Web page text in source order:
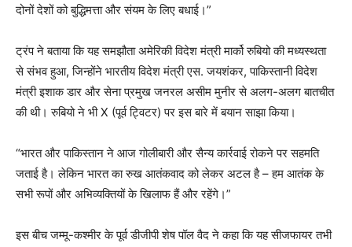
दोनों देशों को बुद्धिमत्ता और संयम के लिए बधाई।”
ट्रंप ने बताया कि यह समझौता अमेरिकी विदेश मंत्री मार्को रुबियो की मध्यस्थता
से संभव हुआ, जिन्होंने भारतीय विदेश मंत्री एस. जयशंकर, पाकिस्तानी विदेश
मंत्री इशाक डार और सेना प्रमुख जनरल असीम मुनीर से अलग-अलग बातचीत
की थी। रुबियो ने भी X (पूर्व ट्विटर) पर इस बारे में बयान साझा किया।
“भारत और पाकिस्तान ने आज गोलीबारी और सैन्य कार्रवाई रोकने पर सहमति
जताई है। लेकिन भारत का रुख आतंकवाद को लेकर अटल है – हम आतंक के
सभी रूपों और अभिव्यक्तियों के खिलाफ हैं और रहेंगे।”
इस बीच जम्मू-कश्मीर के पूर्व डीजीपी शेष पॉल वैद ने कहा कि यह सीजफायर तभी